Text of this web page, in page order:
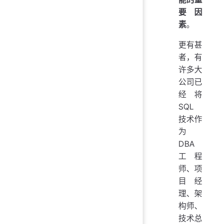
要因
素。
更有甚
者，有
许多大
公司已
经将
SQL
技术作
为
DBA
工程
师、项
目经
理、架
构师、
技术总